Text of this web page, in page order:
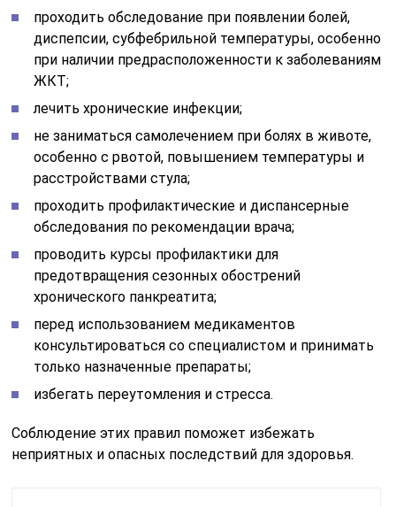
проходить обследование при появлении болей,
диспепсии, субфебрильной температуры, особенно
при наличии предрасположенности к заболеваниям
ЖКТ;
лечить хронические инфекции;
не заниматься самолечением при болях в животе,
особенно с рвотой, повышением температуры и
расстройствами стула;
проходить профилактические и диспансерные
обследования по рекомендации врача;
проводить курсы профилактики для
предотвращения сезонных обострений
хронического панкреатита;
перед использованием медикаментов
консультироваться со специалистом и принимать
только назначенные препараты;
избегать переутомления и стресса.
Соблюдение этих правил поможет избежать
неприятных и опасных последствий для здоровья.